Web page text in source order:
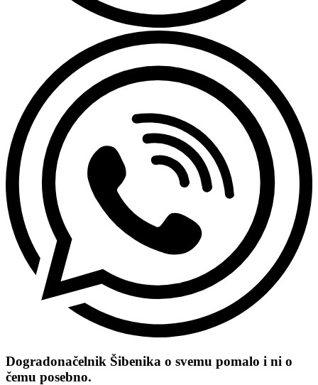
Dogradonačelnik Šibenika o svemu pomalo i ni o
čemu posebno.